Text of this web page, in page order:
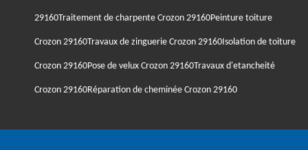
29160Traitement de charpente Crozon 29160Peinture toiture
Crozon 29160Travaux de zinguerie Crozon 29160Isolation de toiture
Crozon 29160Pose de velux Crozon 29160Travaux d'etancheité
Crozon 29160Réparation de cheminée Crozon 29160